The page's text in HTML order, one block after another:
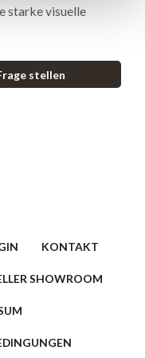
starke visuelle
stellen
KONTAKT
SHOWROOM